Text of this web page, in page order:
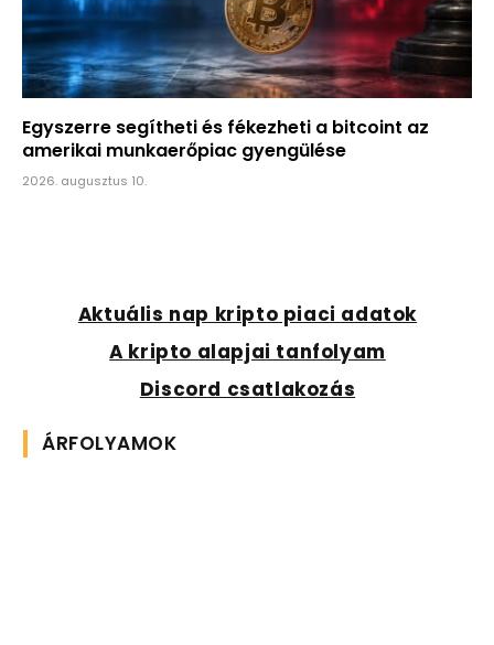
Egyszerre segítheti és fékezheti a bitcoint az
amerikai munkaerőpiac gyengülése
2026. augusztus 10.
Aktuális nap kripto piaci adatok
A kripto alapjai tanfolyam
Discord csatlakozás
ÁRFOLYAMOK